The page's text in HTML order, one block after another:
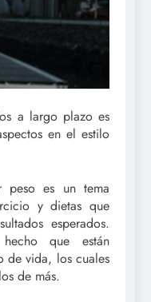
a largo plazo es
en el estilo
peso es un tema
y dietas que
esperados.
que están
de vida, los cuales
de más.